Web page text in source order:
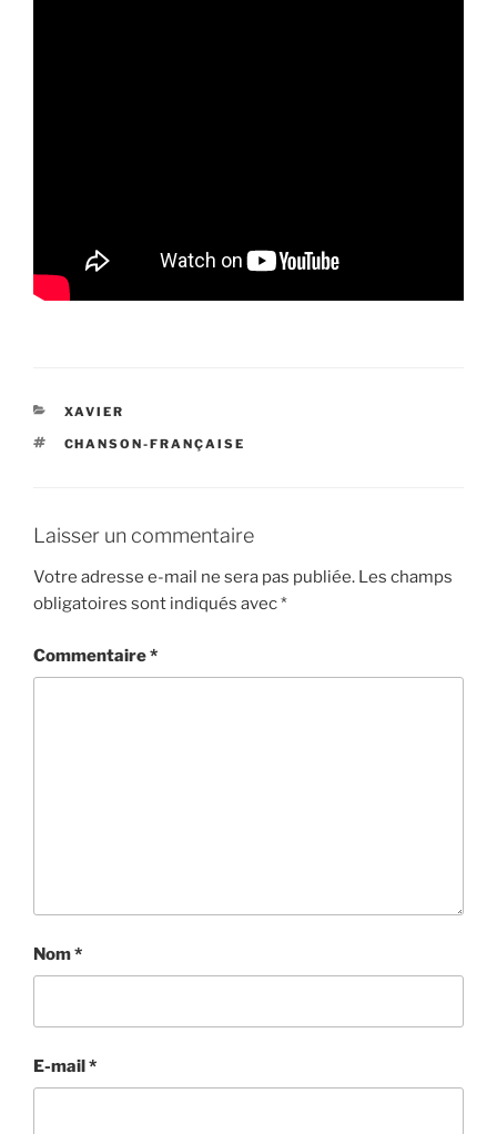
CATÉGORIES
XAVIER
ÉTIQUETTES
CHANSON-FRANÇAISE
Laisser un commentaire
Votre adresse e-mail ne sera pas publiée. Les champs
obligatoires sont indiqués avec*
Commentaire*
Nom*
E-mail*